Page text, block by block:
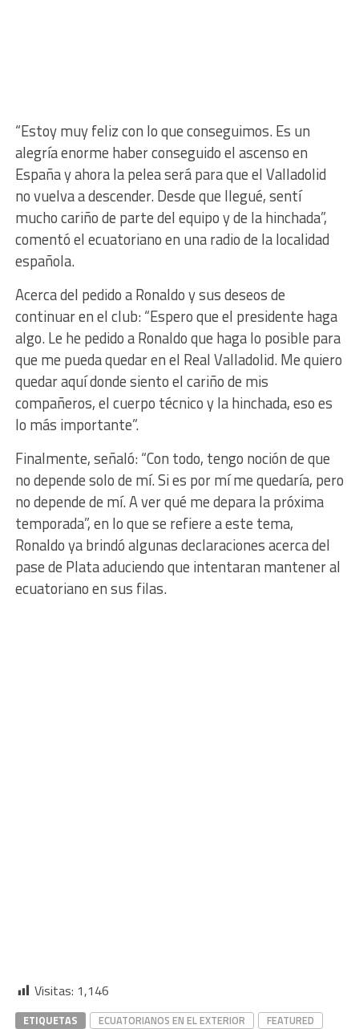
“Estoy muy feliz con lo que conseguimos. Es un
alegría enorme haber conseguido el ascenso en
España y ahora la pelea será para que el Valladolid
no vuelva a descender. Desde que llegué, sentí
mucho cariño de parte del equipo y de la hinchada”,
comentó el ecuatoriano en una radio de la localidad
española.
Acerca del pedido a Ronaldo y sus deseos de
continuar en el club: “Espero que el presidente haga
algo. Le he pedido a Ronaldo que haga lo posible para
que me pueda quedar en el Real Valladolid. Me quiero
quedar aquí donde siento el cariño de mis
compañeros, el cuerpo técnico y la hinchada, eso es
lo más importante”.
Finalmente, señaló: “Con todo, tengo noción de que
no depende solo de mí. Si es por mí me quedaría, pero
no depende de mí. A ver qué me depara la próxima
temporada”, en lo que se refiere a este tema,
Ronaldo ya brindó algunas declaraciones acerca del
pase de Plata aduciendo que intentaran mantener al
ecuatoriano en sus filas.
Visitas: 1,146
ETIQUETAS ECUATORIANOS EN EL EXTERIOR
FEATURED